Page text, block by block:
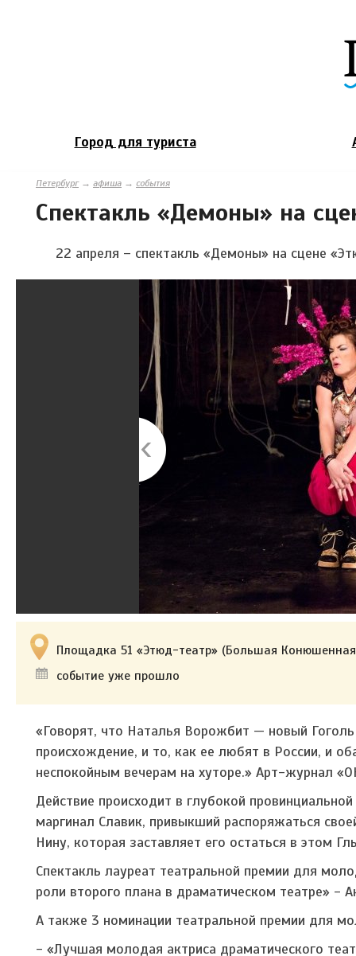
Город для туриста
Петербург→ афиша → события
Спектакль «Демоны» на
22 апреля – спектакль «Демоны» на сцене
Площадка 51 «Этюд-театр» (Большая
событие уже прошло
«Говорят, что Наталья Ворожбит — новый
происхождение, и то, как ее любят в России, и
неспокойным вечерам на хуторе.» Арт-журнал
Действие происходит в глубокой
маргинал Славик, привыкший распоряжаться
Нину, которая заставляет его остаться в этом
Спектакль лауреат театральной премии для
роли второго плана в драматическом театре» -
А также 3 номинации театральной премии для
- «Лучшая молодая актриса драматического